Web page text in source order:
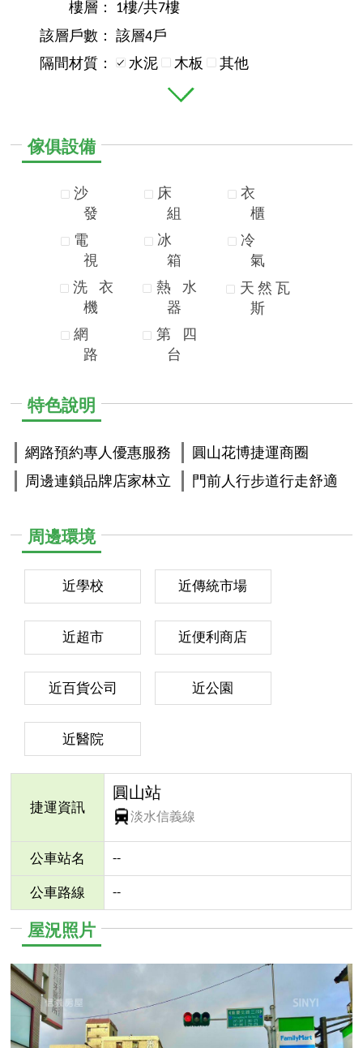
樓層：
1樓/共7樓
該層戶數：
該層4戶
隔間材質：
水泥 木板 其他
傢俱設備
沙
發
電
視
洗
衣
機
網
路
床
組
冰
箱
熱
水
器
第
四
台
衣
櫃
冷
氣
天 然 瓦
斯
特色說明
網路預約專人優惠服務
周邊連鎖品牌店家林立
圓山花博捷運商圈
門前人行步道行走舒適
周邊環境
近學校 近傳統市場
近超市 近便利商店
近百貨公司 近公園
近醫院
捷運資訊
圓山站
淡水信義線
公車站名 --
公車路線 --
屋況照片